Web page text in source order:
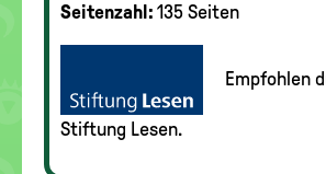
Seitenzahl: 135 Seiten
Empfohlen
Stiftung Lesen.